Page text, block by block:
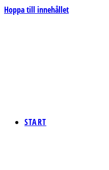
Hoppa till innehållet
START